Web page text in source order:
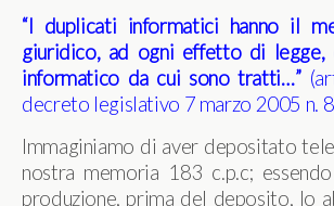
“I duplicati informatici hanno il
giuridico, ad ogni effetto di legge,
informatico da cui sono tratti…”
decreto legislativo 7 marzo 2005 n.
Immaginiamo di aver depositato
nostra memoria 183 c.p.c;
produzione, prima del deposito, lo